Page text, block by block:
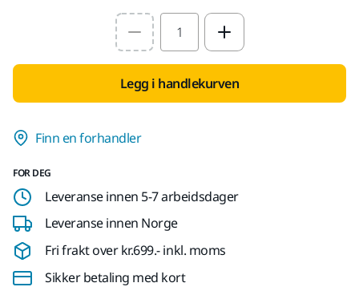
Select quantity value
Legg i handlekurven
Finn en forhandler
FOR DEG
Leveranse innen 5-7 arbeidsdager
Leveranse innen Norge
Fri frakt over kr.699.- inkl. moms
Sikker betaling med kort